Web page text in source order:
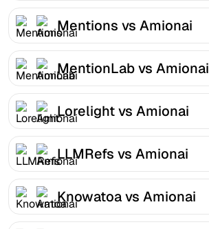
Mentions vs Amionai
MentionLab vs Amionai
Lorelight vs Amionai
LLMRefs vs Amionai
Knowatoa vs Amionai